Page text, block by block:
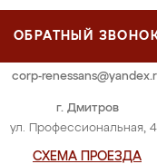
г. Дмитров
ул. Профессиональная,
СХЕМА ПРОЕЗДА
ОБРАТНЫЙ
corp-